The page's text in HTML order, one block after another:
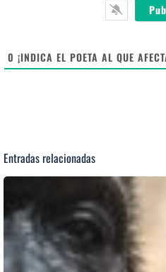
0 ¡INDICA EL POETA AL QUE
Entradas relacionadas